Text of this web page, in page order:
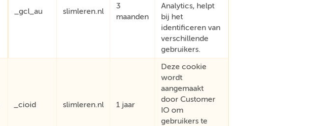
_gcl_au slimleren.nl
3
maanden
Analytics, helpt
bij het
identificeren van
verschillende
gebruikers.
_cioid slimleren.nl 1 jaar
Deze cookie
wordt
aangemaakt
door Customer
IO om
gebruikers te